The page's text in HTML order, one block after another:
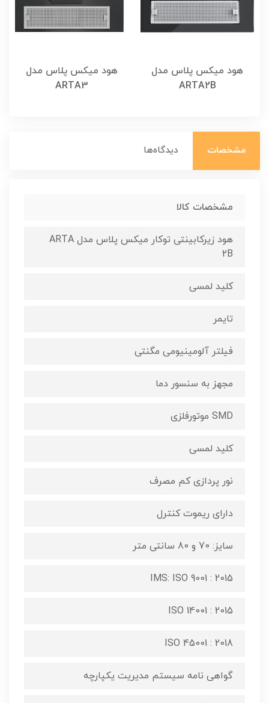
هود میکس پلاس مدل
ARTA2B
هود میکس پلاس مدل
ARTA3
مشخصات دیدگاه‌ها
مشخصات کالا
هود زیرکابینتی توکار میکس پلاس مدل ARTA
2B
کلید لمسی
تایمر
فیلتر آلومینیومی مگنتی
مجهز به سنسور دما
SMD موتورفلزی
کلید لمسی
نور پردازی کم مصرف
دارای ریموت کنترل
سایز: 70 و 80 سانتی متر
IMS: ISO 9001 : 2015
ISO 14001 : 2015
ISO 45001 : 2018
گواهی نامه سیستم مدیریت یکپارچه